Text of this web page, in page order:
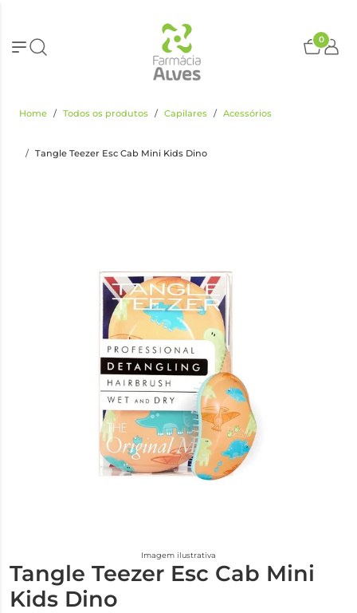
0
Home Todos os produtos Capilares Acessórios
Tangle Teezer Esc Cab Mini Kids Dino
Imagem ilustrativa
Tangle Teezer Esc Cab Mini
Kids Dino